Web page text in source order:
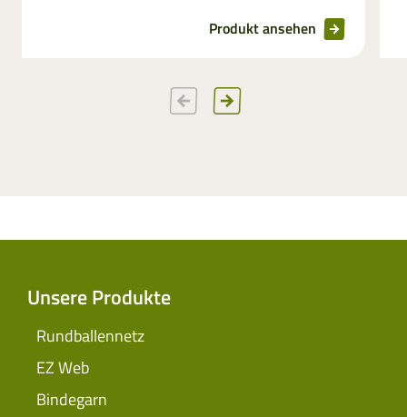
Produkt ansehen
Unsere Produkte
Rundballennetz
EZ Web
Bindegarn